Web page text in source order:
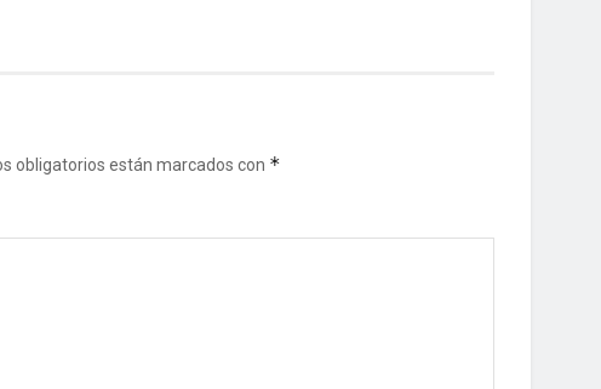
obligatorios están marcados con *